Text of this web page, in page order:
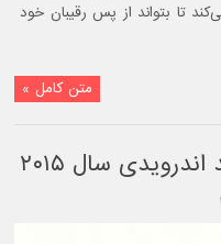
تا بتواند از پس رقیبان خود
متن کامل »
سال ۲۰۱۵